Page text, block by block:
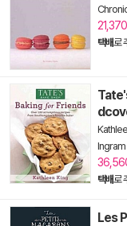
21,370
택배로
택배로
Les